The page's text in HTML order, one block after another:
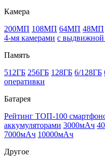
Камера
200МП 108МП 64МП 48МП
4-мя камерами с выдвижной
Память
512ГБ 256ГБ 128ГБ 6/128ГБ
оперативки
Батарея
Рейтинг ТОП-100
аккумуляторами 3000мАч
7000мАч 10000мАч
Другое